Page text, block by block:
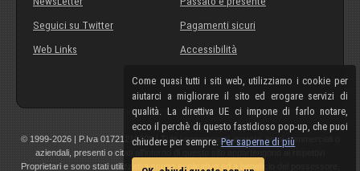
Come quasi tutti i siti web, utilizziamo i cookie per
aiutarci a migliorare il sito ed erogare servizi di
qualità. La direttiva UE ci impone di farlo notare,
ecco il perchè di questo fastidioso pop-up, che puoi
chiudere per sempre.Per saperne di più
Seguici su Twitter
Web Links
Pagamenti sicuri
Accessibilità
© 1999-2026 | P.Iva 01721210308 | Tutti i componenti, marchi, nomi commerciali o
aziendali, presenti o citati all'interno di questo sito appartengono ai rispettivi
Proprietari e sono stati utilizzati a scopo esplicativo ed a beneficio del possessore,